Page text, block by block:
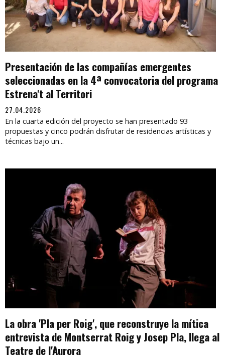
Presentación de las compañías emergentes
seleccionadas en la 4ª convocatoria del programa
Estrena't al Territori
27.04.2026
En la cuarta edición del proyecto se han presentado 93
propuestas y cinco podrán disfrutar de residencias artísticas y
técnicas bajo un...
La obra 'Pla per Roig', que reconstruye la mítica
entrevista de Montserrat Roig y Josep Pla, llega al
Teatre de l'Aurora